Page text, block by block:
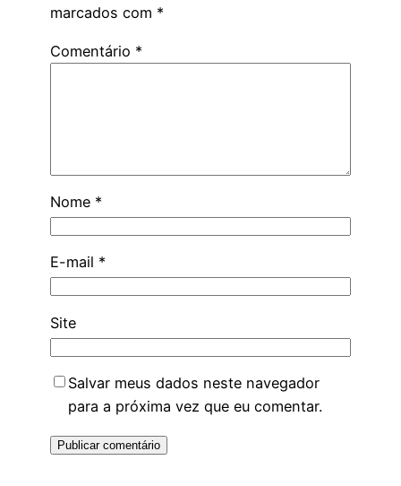
marcados com *
Comentário *
Nome *
E-mail *
Site
Salvar meus dados neste navegador
para a próxima vez que eu comentar.